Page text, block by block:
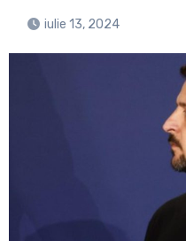
iulie 13, 2024